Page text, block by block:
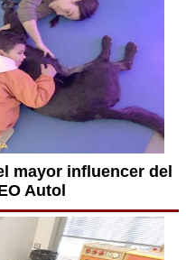
mayor influencer del
Autol